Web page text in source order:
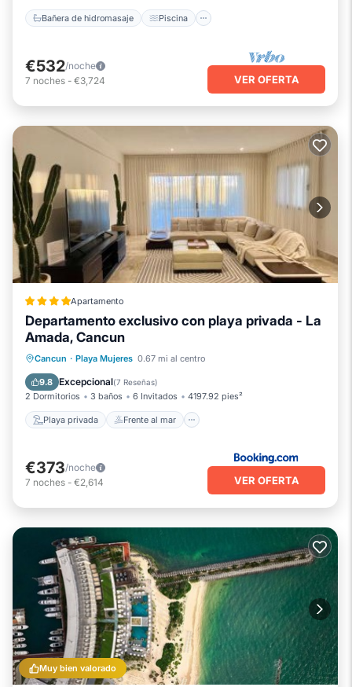
Bañera de hidromasaje Piscina
€532/noche
7 noches - €3,724 VER OFERTA
Apartamento
Departamento exclusivo con playa privada - La
Amada, Cancun
Cancun · Playa Mujeres 0.67 mi al centro
9.8 Excepcional(7 Reseñas)
2 Dormitorios 3 baños 6 Invitados 4197.92 pies²
Playa privada Frente al mar
Playa privada
Frente al mar
Bañera de hidromasaje
€373/noche
7 noches - €2,614 VER OFERTA
Muy bien valorado